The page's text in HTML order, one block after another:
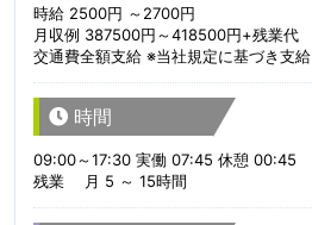
時給 2500円 ～2700円
月収例 387500円～418500円+残業代
交通費全額支給 ※当社規定に基づき支給
時間
09:00～17:30 実働 07:45 休憩 00:45
残業 月 5 ～ 15時間